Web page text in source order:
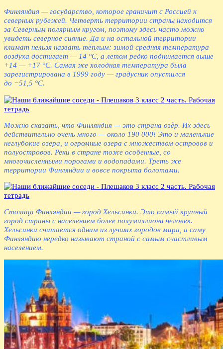
Финляндия — государство, которое граничит с Россией к
северных рубежей. Четверть территории страны находится
за Северным полярным кругом, поэтому здесь часто можно
увидеть северное сияние. Да и на остальной территории
климат нельзя назвать тёплым: зимой средняя температура
воздуха достигает — 14 °C, а летом редко поднимается выше
+14 — +17 °C. Самая же холодная температура была
зарегистрирована в 1999 году — градусник опустился
до −51,5 °C.
Можно сказать, что Финляндия — это страна озёр. Их здесь
действительно очень много — около 190 000! Это и маленькие
неглубокие озера, и огромные озера с множеством островов и
полуостровов. Реки в стране тоже особенные, со
многочисленными порогами и водопадами. Треть же
территории Финляндии и вовсе покрыта болотами.
Столица Финляндии — город Хельсинки. Это самый крупный
город страны с населением более полумиллиона человек.
Хельсинки считается одним из лучших городов мира, а саму
Финляндию нередко называют страной с самым счастливым
населением.